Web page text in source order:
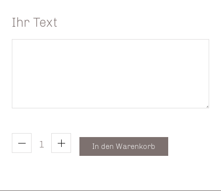
Ihr Text
In den Warenkorb